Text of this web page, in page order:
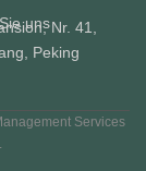
unsNr. 41,
Peking
Services